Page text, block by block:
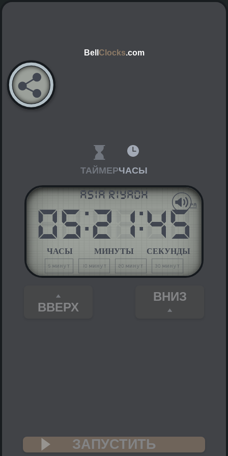
Bell Clocks.com
ТАЙМЕРЧАСЫ
Asia Riyadh
05
ЧАСЫ
:21
МИНУТЫ
:45
СЕКУНДЫ
AM PM
5 минут 10 минут 20 минут 30 минут
ВВЕРХ
ВНИЗ
ЗАПУСТИТЬ